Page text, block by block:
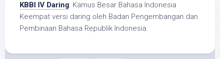
KBBI IV Daring: Kamus Besar Bahasa Indonesia
Keempat versi daring oleh Badan Pengembangan dan
Pembinaan Bahasa Republik Indonesia.